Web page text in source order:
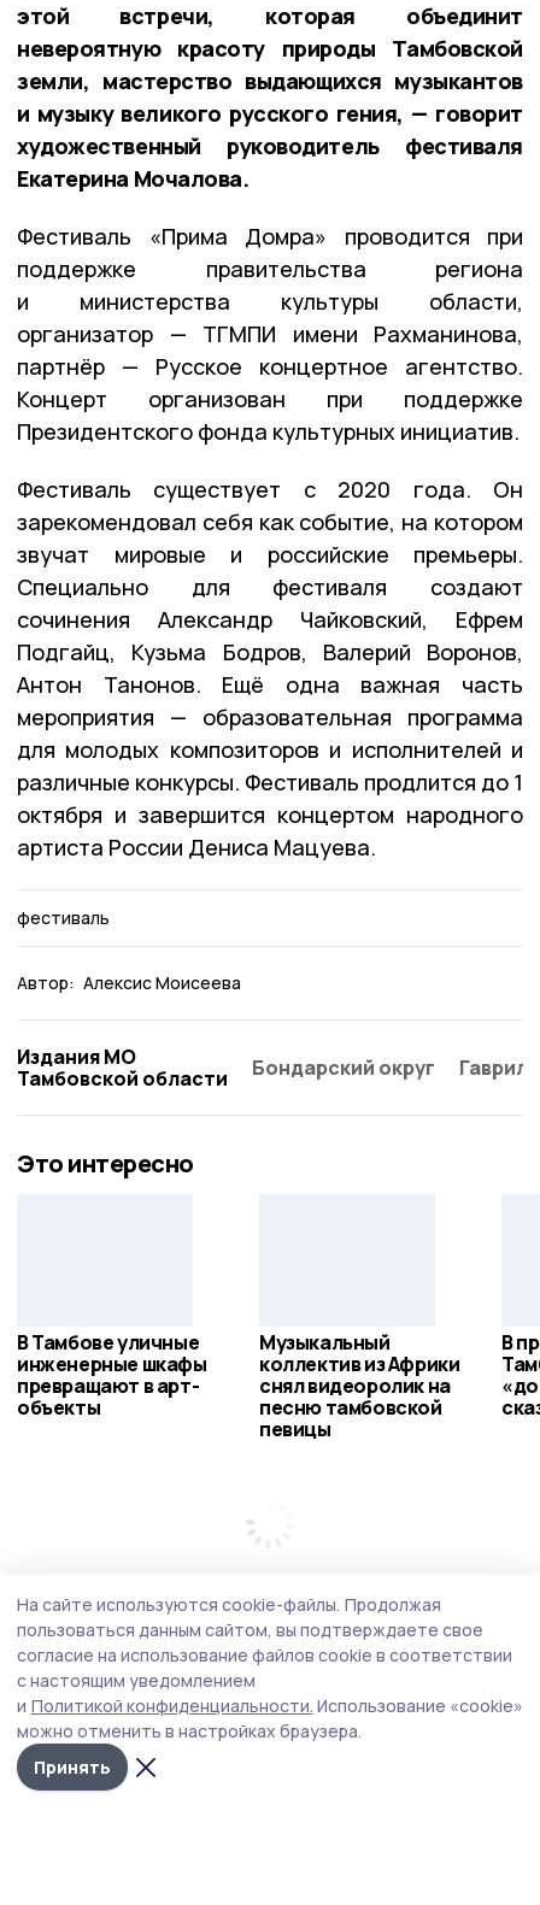
этой встречи, которая объединит
невероятную красоту природы Тамбовской
земли, мастерство выдающихся музыкантов
и музыку великого русского гения, — говорит
художественный руководитель фестиваля
Екатерина Мочалова.
Фестиваль «Прима Домра» проводится при
поддержке правительства региона
и министерства культуры области,
организатор — ТГМПИ имени Рахманинова,
партнёр — Русское концертное агентство.
Концерт организован при поддержке
Президентского фонда культурных инициатив.
Фестиваль существует с 2020 года. Он
зарекомендовал себя как событие, на котором
звучат мировые и российские премьеры.
Специально для фестиваля создают
сочинения Александр Чайковский, Ефрем
Подгайц, Кузьма Бодров, Валерий Воронов,
Антон Танонов. Ещё одна важная часть
мероприятия — образовательная программа
для молодых композиторов и исполнителей и
различные конкурсы. Фестиваль продлится до 1
октября и завершится концертом народного
артиста России Дениса Мацуева.
фестиваль
Автор: Алексис Моисеева
Издания МО
Тамбовской области
Бондарский округ
Это интересно
В Тамбове уличные
инженерные шкафы
превращают в арт-
объекты
Музыкальный
коллектив из Африки
снял видеоролик на
песню тамбовской
певицы
В
На сайте используются cookie-файлы. Продолжая
пользоваться данным сайтом, вы подтверждаете свое
согласие на использование файлов cookie в соответствии
с настоящим уведомлением
и Политикой конфиденциальности. Использование «cookie»
можно отменить в настройках браузера.
Принять